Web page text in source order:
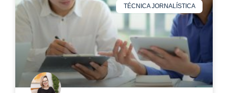
TÉCNICA JORNALÍSTICA